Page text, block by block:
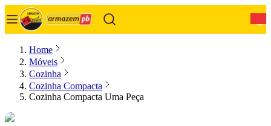
Home
Móveis
Cozinha
Cozinha Compacta
Cozinha Compacta Uma Peça